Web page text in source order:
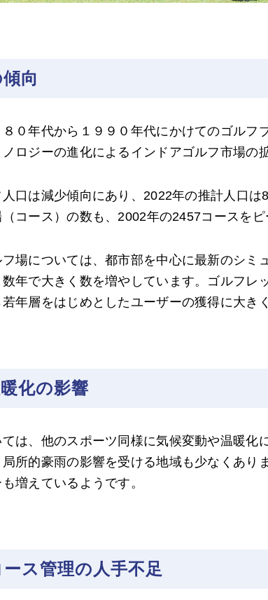
向
０年代から１９９０年代にかけてのゴル
ロジーの進化によるインドアゴルフ市場の
口は減少傾向にあり、2022年の推計人口
コース）の数も、2002年の2457コースを
場については、都市部を中心に最新のシ
年で大きく数を増やしています。ゴルフレ
年層をはじめとしたユーザーの獲得に大き
化の影響
は、他のスポーツ同様に気候変動や温暖
所的豪雨の影響を受ける地域も少なくあり
増えているようです。
ス管理の人手不足